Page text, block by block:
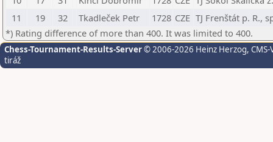
11
19 32 Tkadleček Petr 1728 CZE TJ Frenštát p. R.,
*) Rating difference of more than 400. It was limited to 400.
Chess-Tournament-Results-Server© 2006-2026 Heinz Herzog,
tiráž